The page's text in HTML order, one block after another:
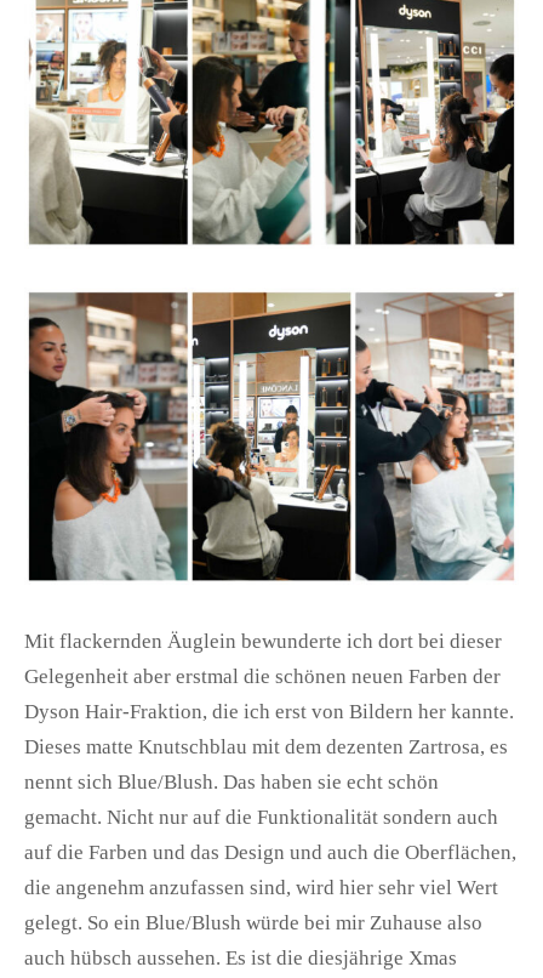
Mit flackernden Äuglein bewunderte ich dort bei dieser
Gelegenheit aber erstmal die schönen neuen Farben der
Dyson Hair-Fraktion, die ich erst von Bildern her kannte.
Dieses matte Knutschblau mit dem dezenten Zartrosa, es
nennt sich Blue/Blush. Das haben sie echt schön
gemacht. Nicht nur auf die Funktionalität sondern auch
auf die Farben und das Design und auch die Oberflächen,
die angenehm anzufassen sind, wird hier sehr viel Wert
gelegt. So ein Blue/Blush würde bei mir Zuhause also
auch hübsch aussehen. Es ist die diesjährige Xmas